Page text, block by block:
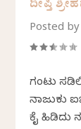
ದೀಪ್ತಿ
Posted
ಗಂಟು
ನಾಜುಕು
ಕೈ ಹಿಡಿದು